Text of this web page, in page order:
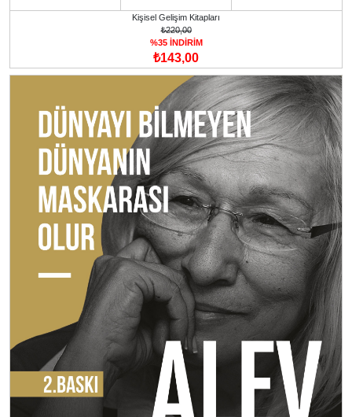
Kişisel Gelişim Kitapları
₺220,00
%35 İNDİRİM
₺143,00